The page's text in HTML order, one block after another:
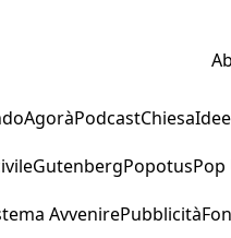
AgoràPodcastChiesa
GutenbergPopotusPop
AvvenirePubblicità